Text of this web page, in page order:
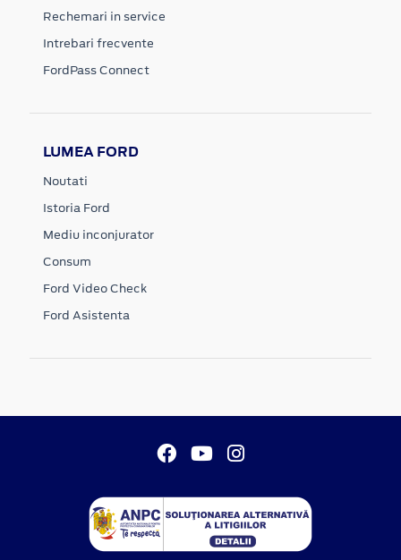
Rechemari in service
Intrebari frecvente
FordPass Connect
LUMEA FORD
Noutati
Istoria Ford
Mediu inconjurator
Consum
Ford Video Check
Ford Asistenta